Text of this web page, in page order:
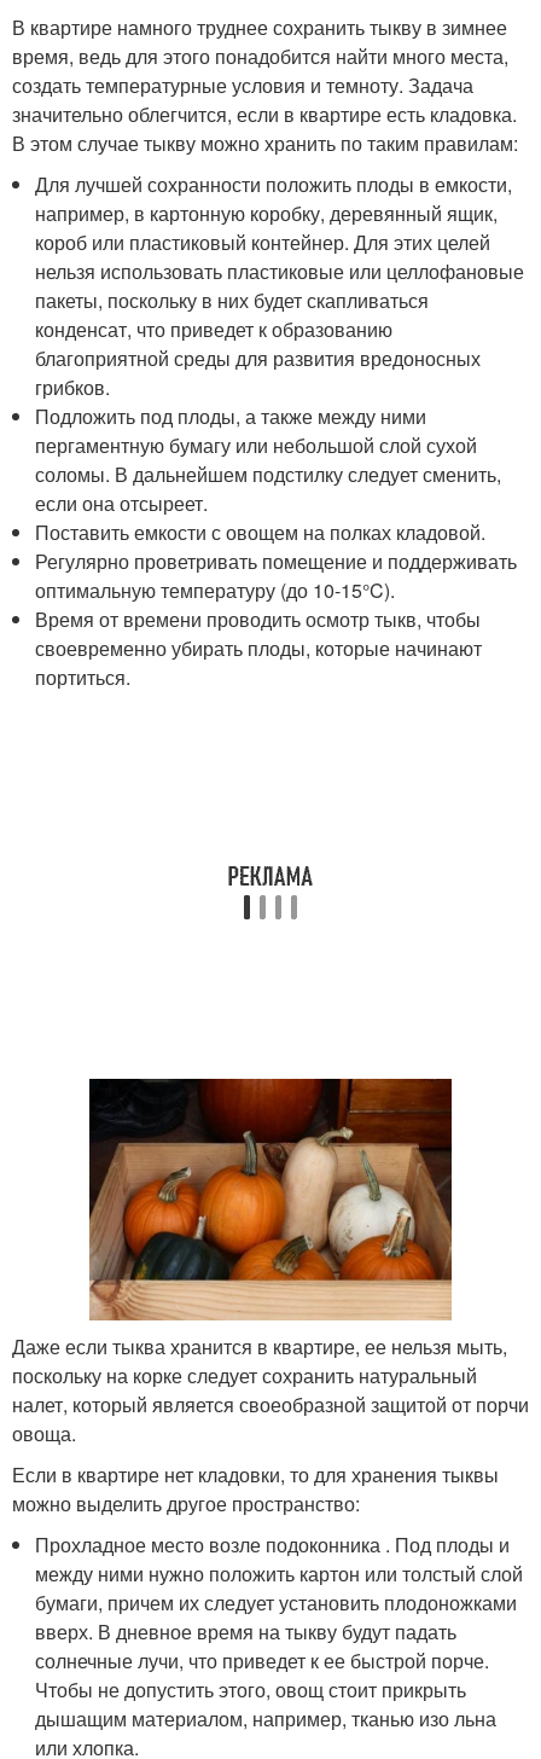
В квартире намного труднее сохранить тыкву в зимнее
время, ведь для этого понадобится найти много места,
создать температурные условия и темноту. Задача
значительно облегчится, если в квартире есть кладовка.
В этом случае тыкву можно хранить по таким правилам:
Для лучшей сохранности положить плоды в емкости,
например, в картонную коробку, деревянный ящик,
короб или пластиковый контейнер. Для этих целей
нельзя использовать пластиковые или целлофановые
пакеты, поскольку в них будет скапливаться
конденсат, что приведет к образованию
благоприятной среды для развития вредоносных
грибков.
Подложить под плоды, а также между ними
пергаментную бумагу или небольшой слой сухой
соломы. В дальнейшем подстилку следует сменить,
если она отсыреет.
Поставить емкости с овощем на полках кладовой.
Регулярно проветривать помещение и поддерживать
оптимальную температуру (до 10-15°C).
Время от времени проводить осмотр тыкв, чтобы
своевременно убирать плоды, которые начинают
портиться.
Даже если тыква хранится в квартире, ее нельзя мыть,
поскольку на корке следует сохранить натуральный
налет, который является своеобразной защитой от порчи
овоща.
Если в квартире нет кладовки, то для хранения тыквы
можно выделить другое пространство:
Прохладное место возле подоконника . Под плоды и
между ними нужно положить картон или толстый слой
бумаги, причем их следует установить плодоножками
вверх. В дневное время на тыкву будут падать
солнечные лучи, что приведет к ее быстрой порче.
Чтобы не допустить этого, овощ стоит прикрыть
дышащим материалом, например, тканью изо льна
или хлопка.